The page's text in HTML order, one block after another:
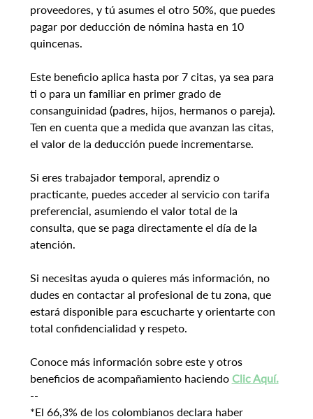
proveedores, y tú asumes el otro 50%, que puedes
pagar por deducción de nómina hasta en 10
quincenas.
Este beneficio aplica hasta por 7 citas, ya sea para
ti o para un familiar en primer grado de
consanguinidad (padres, hijos, hermanos o pareja).
Ten en cuenta que a medida que avanzan las citas,
el valor de la deducción puede incrementarse.
Si eres trabajador temporal, aprendiz o
practicante, puedes acceder al servicio con tarifa
preferencial, asumiendo el valor total de la
consulta, que se paga directamente el día de la
atención.
Si necesitas ayuda o quieres más información, no
dudes en contactar al profesional de tu zona, que
estará disponible para escucharte y orientarte con
total confidencialidad y respeto.
Conoce más información sobre este y otros
beneficios de acompañamiento haciendo Clic Aquí.
--
*El 66,3% de los colombianos declara haber